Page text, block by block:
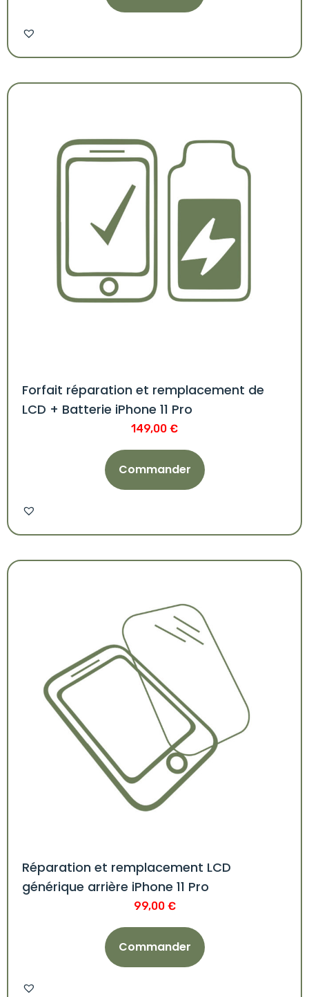
Forfait réparation et remplacement de
LCD + Batterie iPhone 11 Pro
149,00 €
Réparation et remplacement LCD
générique arrière iPhone 11 Pro
99,00 €